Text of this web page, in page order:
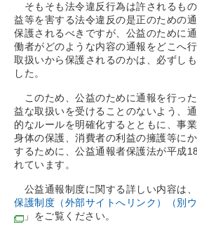
そもそも法令違反行為は許されるも
益等を害する法令違反の是正のための
保護されるべきですが、公益のために
働者がどのような内容の通報をどこへ
取扱いから保護されるのかは、必ずし
した。
このため、公益のために通報を行っ
益な取扱いを受けることのないよう、
的なルールを明確化するとともに、事
身体の保護、消費者の利益の擁護等に
するために、公益通報者保護法が平成
れています。
公益通報制度に関する詳しい内容は
保護制度（外部サイトへリンク）（別
」をご覧ください。